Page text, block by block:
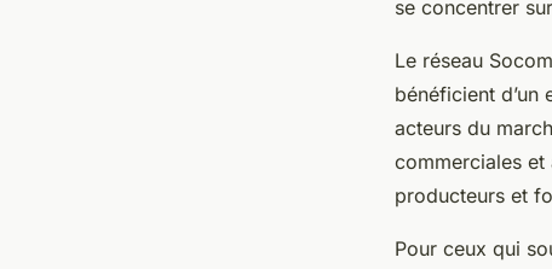
se concentrer
Le réseau
bénéficient d’un
acteurs du
commerciales
producteurs et
Pour ceux qui